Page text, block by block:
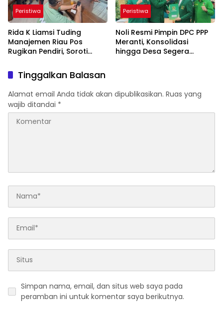
Peristiwa
Rida K Liamsi Tuding
Manajemen Riau Pos
Rugikan Pendiri, Soroti
Aset
Peristiwa
Noli Resmi Pimpin DPC PPP
Meranti, Konsolidasi
hingga Desa Segera
Tinggalkan Balasan
Alamat email Anda tidak akan dipublikasikan. Ruas yang
wajib ditandai *
Simpan nama, email, dan situs web saya pada
peramban ini untuk komentar saya berikutnya.